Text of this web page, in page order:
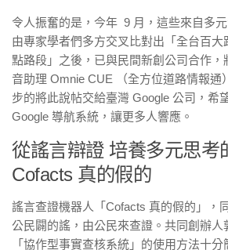
令人振奮的是，今年 9 月，這些來自多
由專家學者們多方交叉比對出「全台百
點路段」之後，已與民間新創公司合作，
音助理 Omnie CUE （全方位道路情報通
步的將此說帖交給臺灣 Google 公司，希
Google 導航系統，讓更多人響應。
從謠言辯證 培養多元思考
Cofacts 真的假的
謠言查證機器人「Cofacts 真的假的」
公民闢的謠，由公民來查證。共同創辦人
「協作型事實查核系統」的使用方法十